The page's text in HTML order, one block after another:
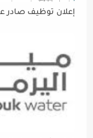
إعلان توظيف صادر عن